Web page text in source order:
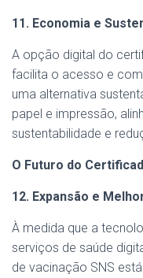
11. Economia e
A opção digital do
facilita o acesso e
uma alternativa
papel e impressão,
sustentabilidade e
O Futuro do
12. Expansão e
À medida que a
serviços de saúde
de vacinação SNS